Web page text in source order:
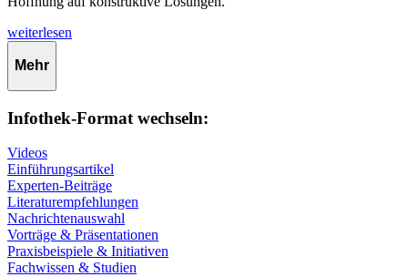
weiterlesen
Mehr
Infothek-Format wechseln:
Videos
Einführungsartikel
Experten-Beiträge
Literaturempfehlungen
Nachrichtenauswahl
Vorträge & Präsentationen
Praxisbeispiele & Initiativen
Fachwissen & Studien